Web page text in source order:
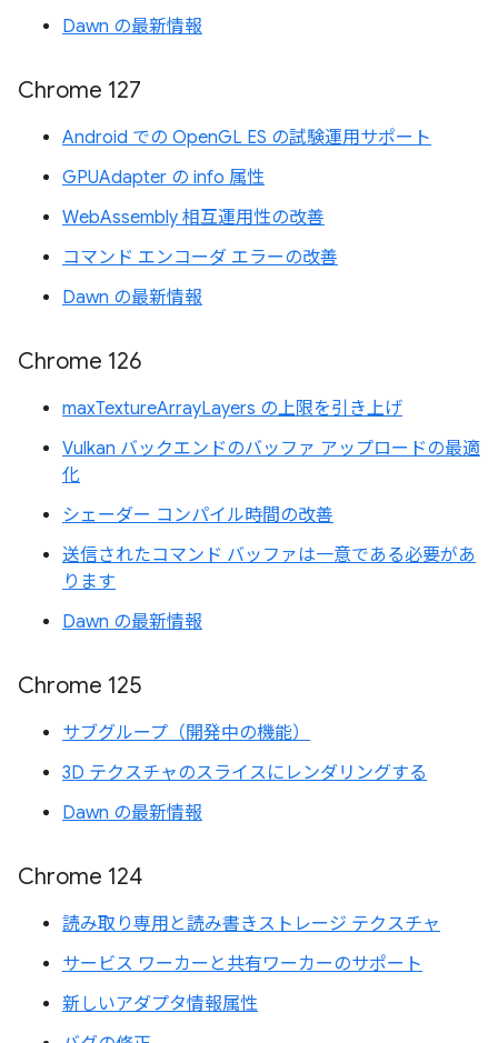
Dawn の最新情報
Chrome 127
Android での OpenGL ES の試験運用サポート
GPUAdapter の info 属性
WebAssembly 相互運用性の改善
コマンド エンコーダ エラーの改善
Dawn の最新情報
Chrome 126
maxTextureArrayLayers の上限を引き上げ
Vulkan バックエンドのバッファ アップロードの最適
化
シェーダー コンパイル時間の改善
送信されたコマンド バッファは一意である必要があ
ります
Dawn の最新情報
Chrome 125
サブグループ（開発中の機能）
3D テクスチャのスライスにレンダリングする
Dawn の最新情報
Chrome 124
読み取り専用と読み書きストレージ テクスチャ
サービス ワーカーと共有ワーカーのサポート
新しいアダプタ情報属性